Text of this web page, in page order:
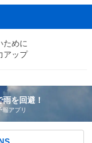
ために
アップ
を回避！
アプリ